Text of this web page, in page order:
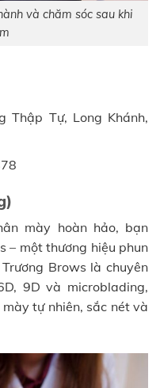
và chăm sóc sau khi
Thập Tự, Long Khánh,
mày hoàn hảo, bạn
– một thương hiệu phun
Brows là chuyên
9D và microblading,
tự nhiên, sắc nét và